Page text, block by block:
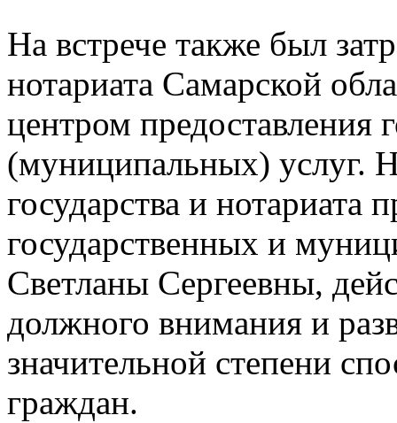
На встрече также был
нотариата Самарской
центром предоставления
(муниципальных) услуг.
государства и нотариата
государственных и
Светланы Сергеевны,
должного внимания и
значительной степени
граждан.